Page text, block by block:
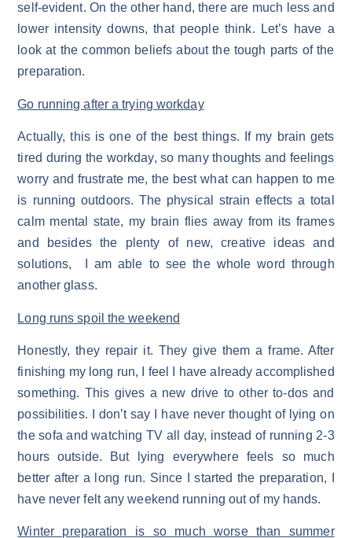
self-evident. On the other hand, there are much less and
lower intensity downs, that people think. Let’s have a
look at the common beliefs about the tough parts of the
preparation.
Go running after a trying workday
Actually, this is one of the best things. If my brain gets
tired during the workday, so many thoughts and feelings
worry and frustrate me, the best what can happen to me
is running outdoors. The physical strain effects a total
calm mental state, my brain flies away from its frames
and besides the plenty of new, creative ideas and
solutions, I am able to see the whole word through
another glass.
Long runs spoil the weekend
Honestly, they repair it. They give them a frame. After
finishing my long run, I feel I have already accomplished
something. This gives a new drive to other to-dos and
possibilities. I don’t say I have never thought of lying on
the sofa and watching TV all day, instead of running 2-3
hours outside. But lying everywhere feels so much
better after a long run. Since I started the preparation, I
have never felt any weekend running out of my hands.
Winter preparation is so much worse than summer